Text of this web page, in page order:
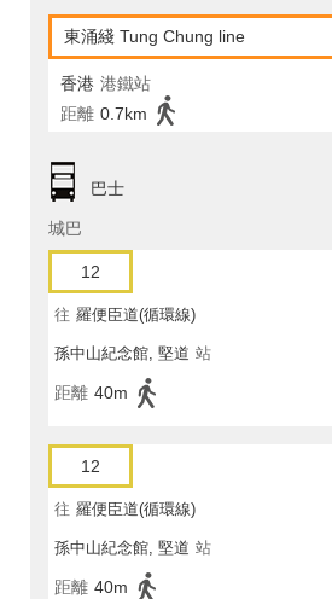
東涌綫 Tung Chung line
香港 港鐵站
距離 0.7km
巴士
城巴
12
往 羅便臣道(循環線)
孫中山紀念館, 堅道 站
距離 40m
12
往 羅便臣道(循環線)
孫中山紀念館, 堅道 站
距離 40m